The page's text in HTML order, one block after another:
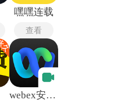
嘿嘿连载
查看
webex安卓版